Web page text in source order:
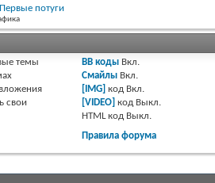
потуги
темы
свои
BB коды Вкл.
Смайлы Вкл.
[IMG] код Вкл.
[VIDEO] код Выкл.
HTML код Выкл.
Правила форума